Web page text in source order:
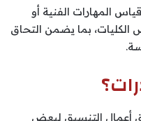
المهارات الفنية أو
الكليات، بما يضمن التحاق
أعمال التنسيق لبعض